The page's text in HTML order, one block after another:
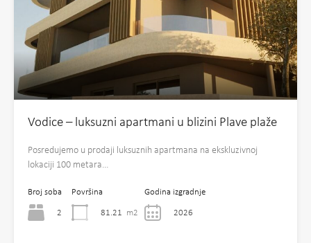
Vodice – luksuzni apartmani u blizini Plave plaže
Posredujemo u prodaji luksuznih apartmana na ekskluzivnoj
lokaciji 100 metara…
Broj soba
2
Površina
81.21 m2
Godina izgradnje
2026